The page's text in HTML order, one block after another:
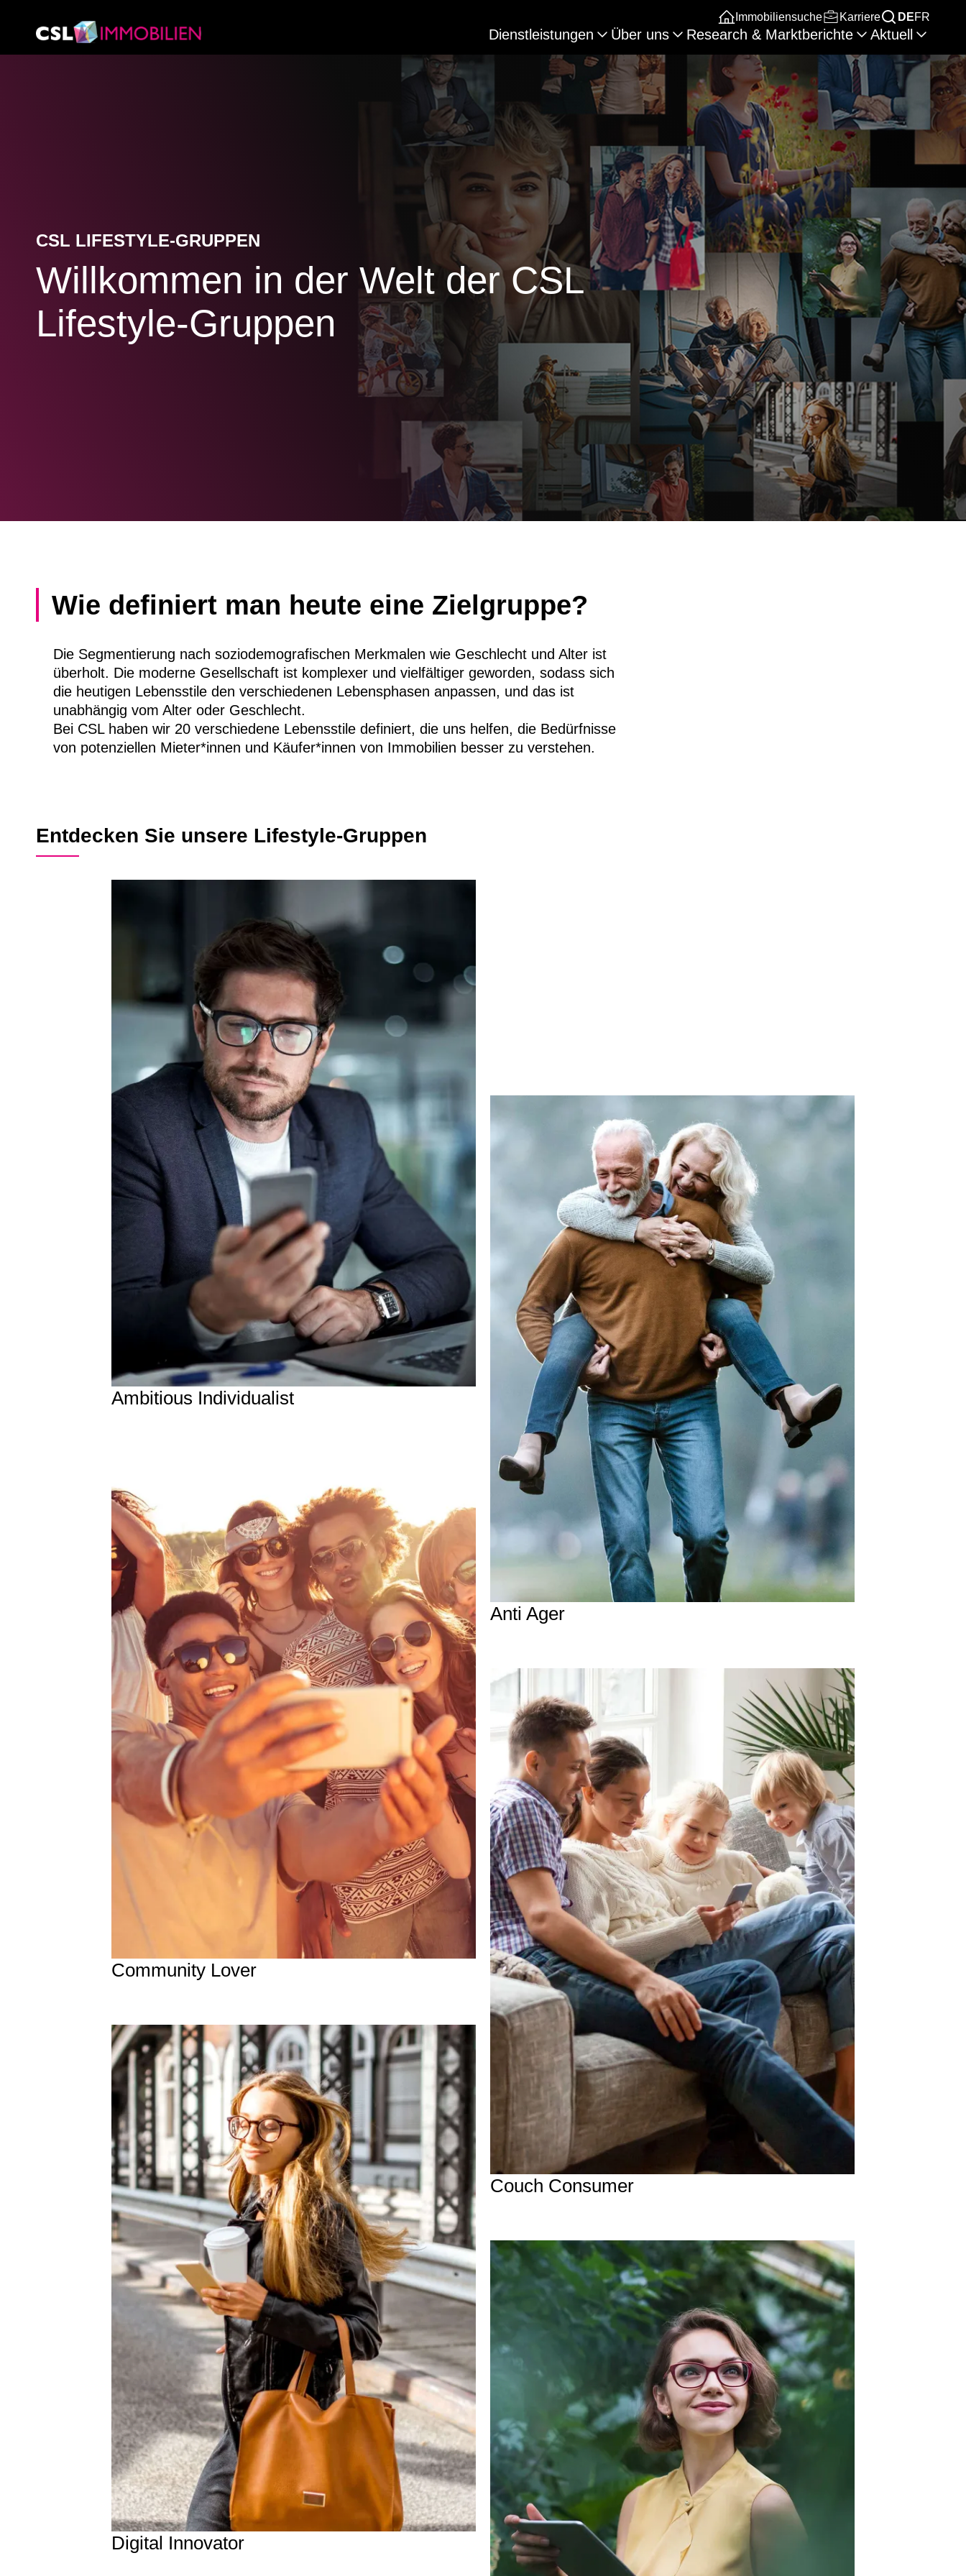
Immobiliensuche Karriere DEFR
Dienstleistungen Über uns Research & Marktberichte Aktuell
CSL LIFESTYLE-GRUPPEN
Willkommen in der Welt der CSL
Lifestyle-Gruppen
Wie definiert man heute eine Zielgruppe?
Die Segmentierung nach soziodemografischen Merkmalen wie Geschlecht und Alter ist
überholt. Die moderne Gesellschaft ist komplexer und vielfältiger geworden, sodass sich
die heutigen Lebensstile den verschiedenen Lebensphasen anpassen, und das ist
unabhängig vom Alter oder Geschlecht.
Bei CSL haben wir 20 verschiedene Lebensstile definiert, die uns helfen, die Bedürfnisse
von potenziellen Mieter*innen und Käufer*innen von Immobilien besser zu verstehen.
Entdecken Sie unsere Lifestyle-Gruppen
Ambitious Individualist
Anti Ager
Community Lover
Couch Consumer
Digital Innovator